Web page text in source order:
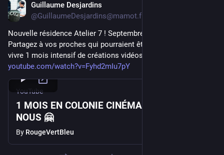
Guillaume Desjardins
@GuillaumeDesjardins@mamot.fr
Nouvelle résidence Atelier 7 ! Septembre 2026
Partagez à vos proches qui pourraient être intéressées de
vivre 1 mois intensif de créations vidéos et de rencontres !
youtube.com/watch?v=Fyhd2mIu7pY
YouTube
1 MOIS EN COLONIE CINÉMA ? REJOINS-
NOUS 🤗
By RougeVertBleu